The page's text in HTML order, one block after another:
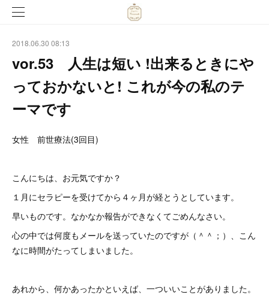
2018.06.30 08:13
vor.53 人生は短い !出来るときにや
っておかないと! これが今の私のテ
ーマです
女性 前世療法(3回目)
こんにちは、お元気ですか？
１月にセラピーを受けてから４ヶ月が経とうとしています。
早いものです。なかなか報告ができなくてごめんなさい。
心の中では何度もメールを送っていたのですが（＾＾；）、こん
なに時間がたってしまいました。
あれから、何かあったかといえば、一ついいことがありました。